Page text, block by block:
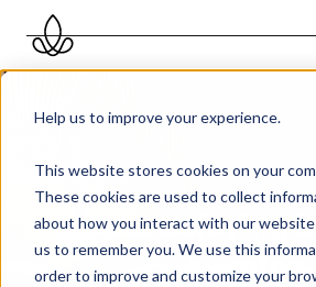
Help us to improve your experience.
This website stores cookies on your
These cookies are used to collect
about how you interact with our website
us to remember you. We use this
order to improve and customize your
Geurbeleving
ruimten